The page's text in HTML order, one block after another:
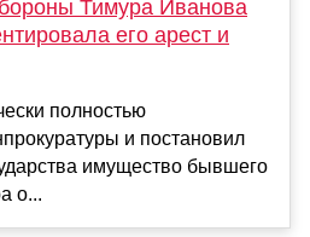
Тимура Иванова
его арест и
полностью
и постановил
имущество бывшего
о...